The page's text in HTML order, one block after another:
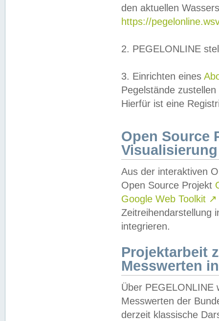
den aktuellen
https://
2. PEGELONLINE
3. Einrichten eines
Pegelstände
Hierfür ist eine
Open Source
Visualisierung
Aus der interaktiven
Open Source Projekt
Google Web Toolkit ↗
Zeitreihendarstellung
integrieren.
Projektarbeit
Messwerten
Über PEGELONLINE
Messwerten der
derzeit klassische